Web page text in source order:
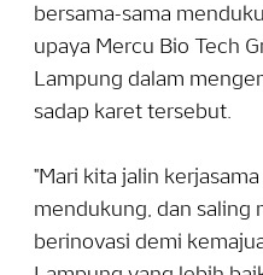
bersama-sama
upaya Mercu Bio Tech
Lampung dalam
sadap karet tersebut.
"Mari kita jalin
mendukung, dan saling
berinovasi demi